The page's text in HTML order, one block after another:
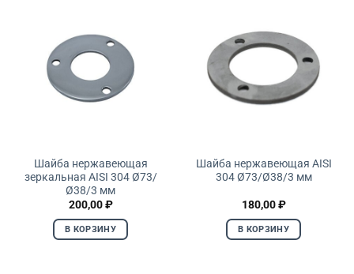
Шайба нержавеющая
зеркальная AISI 304 Ø73/
Ø38/3 мм
200,00₽
В КОРЗИНУ
Шайба нержавеющая AISI
304 Ø73/Ø38/3 мм
180,00₽
В КОРЗИНУ